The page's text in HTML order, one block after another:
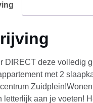
DIRECT deze volledig
met 2
letterlijk aan je voeten!